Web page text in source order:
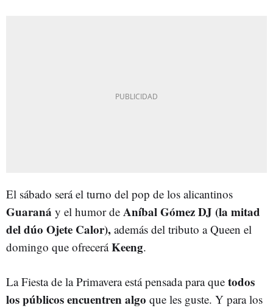
El sábado será el turno del pop de los alicantinos
Guaraná y el humor de Aníbal Gómez DJ (la mitad
del dúo Ojete Calor), además del tributo a Queen el
domingo que ofreceráKeeng.
La Fiesta de la Primavera está pensada para que todos
los públicos encuentren algo que les guste. Y para los